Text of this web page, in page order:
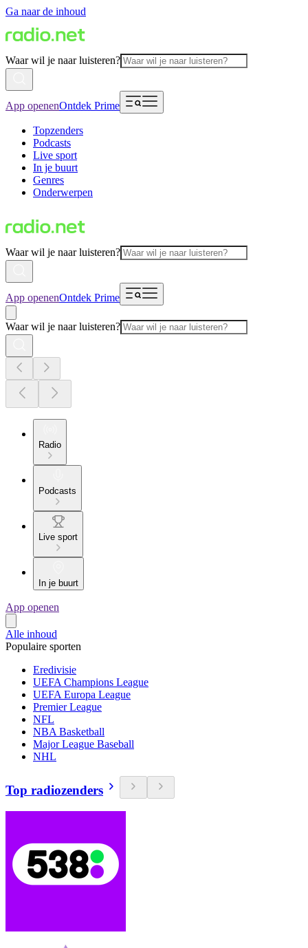
Ga naar de inhoud
Waar wil je naar luisteren?
App openenOntdek Prime
Topzenders
Podcasts
Live sport
In je buurt
Genres
Onderwerpen
Waar wil je naar luisteren?
App openenOntdek Prime
Waar wil je naar luisteren?
Radio
Podcasts
Live sport
In je buurt
App openen
Alle inhoud
Populaire sporten
Eredivisie
UEFA Champions League
UEFA Europa League
Premier League
NFL
NBA Basketball
Major League Baseball
NHL
Top radiozenders